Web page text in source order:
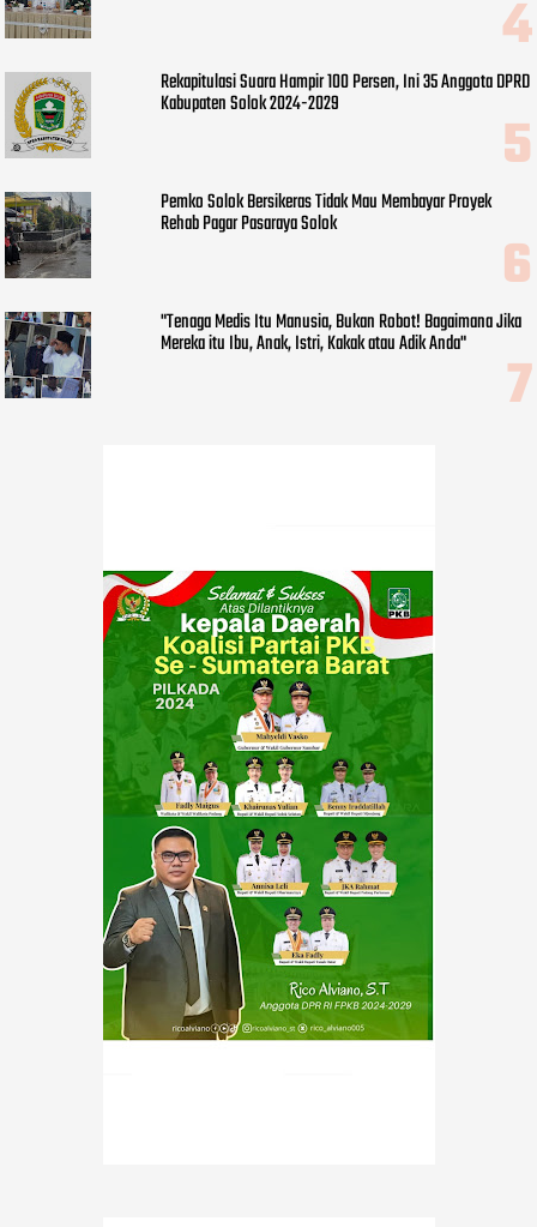
Rekapitulasi Suara Hampir 100 Persen, Ini 35 Anggota DPRD
Kabupaten Solok 2024-2029
Pemko Solok Bersikeras Tidak Mau Membayar Proyek
Rehab Pagar Pasaraya Solok
"Tenaga Medis Itu Manusia, Bukan Robot! Bagaimana Jika
Mereka itu Ibu, Anak, Istri, Kakak atau Adik Anda"